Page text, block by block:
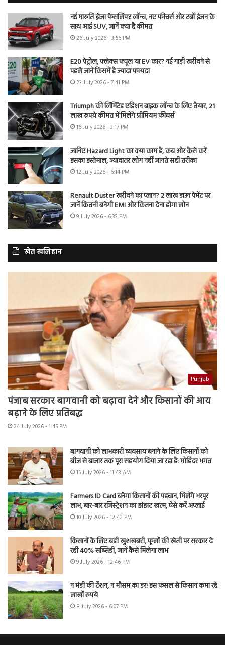
नई मारुति ब्रेजा फेसलिफ्ट लॉन्च, नए फीचर्स और टर्बो इंजन के
साथ आई SUV, जानें क्या है कीमत
26 July 2026 - 3:56 PM
E20 पेट्रोल, फ्लेक्स फ्यूल या EV कार? नई गाड़ी खरीदने से
पहले जानें किसमें है ज्यादा फायदा
23 July 2026 - 7:41 PM
Triumph की लिमिटेड एडिशन बाइक लॉन्च के लिए तैयार, 21
लाख रुपये कीमत में मिलेंगे प्रीमियम फीचर्स
16 July 2026 - 3:17 PM
जानिए Hazard Light का क्या काम है, कब और कैसे करें
इसका इस्तेमाल, ज्यादातर लोग नहीं जानते सही तरीका
12 July 2026 - 6:14 PM
Renault Duster खरीदने का प्लान? 2 लाख डाउन पेमेंट पर
जानें कितनी बनेगी EMI और कितना देना होगा लोन
9 July 2026 - 6:33 PM
खेत खलिहान
Punjab
पंजाब सरकार बागवानी को बढ़ावा देने और किसानों की आय
बढ़ाने के लिए प्रतिबद्ध
24 July 2026 - 1:45 PM
बागवानी को लाभकारी व्यवसाय बनाने के लिए किसानों को
बीज से बाजार तक पूरा सहयोग दिया जा रहा है: मोहिंदर भगत
15 July 2026 - 11:43 AM
Farmers ID Card बनेगा किसानों की पहचान, मिलेंगे भरपूर
लाभ, बार-बार रजिस्ट्रेशन का झंझट खत्म, ऐसे करें अप्लाई
10 July 2026 - 12:42 PM
किसानों के लिए बड़ी खुशखबरी, फूलों की खेती पर सरकार दे
रही 40% सब्सिडी, जानें कैसे मिलेगा लाभ
9 July 2026 - 12:46 PM
न मंडी की टेंशन, न मौसम का डर! इस फसल से किसान कमा रहे
लाखों रुपये
8 July 2026 - 6:07 PM